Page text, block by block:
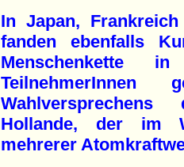
In Japan,
fanden ebenfalls
Menschenkette
Hollande, der im
mehrerer